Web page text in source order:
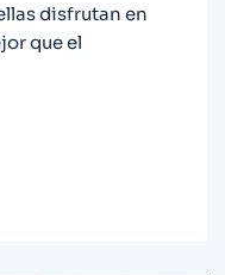
disfrutan en
que el